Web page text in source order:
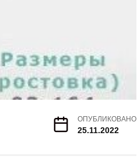
ОПУБЛИКОВАНО
25.11.2022